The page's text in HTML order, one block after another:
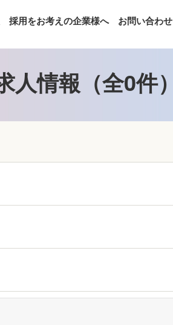
採用をお考えの企業様へ お問い合わせ
情報（全0件）